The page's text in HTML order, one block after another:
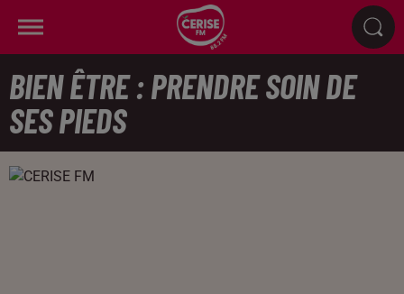
BIEN ÊTRE : PRENDRE SOIN DE
SES PIEDS